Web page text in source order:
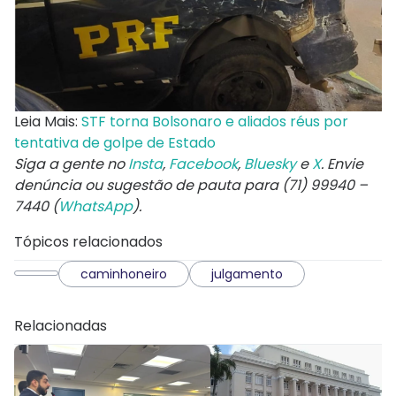
Leia Mais: STF torna Bolsonaro e aliados réus por
tentativa de golpe de Estado
Siga a gente noInsta, Facebook, BlueskyeX. Envie
denúncia ou sugestão de pauta para (71) 99940 –
7440 (WhatsApp).
Tópicos relacionados
caminhoneiro julgamento
Relacionadas